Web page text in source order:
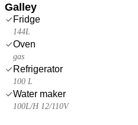
Galley
Fridge
144L
Oven
gas
Refrigerator
100 L
Water maker
100L/H 12/110V